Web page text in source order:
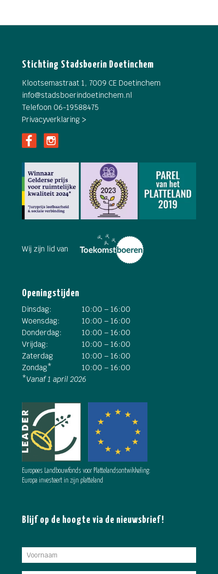
Stichting Stadsboerin Doetinchem
Klootsemastraat 1, 7009 CE Doetinchem
info@stadsboerindoetinchem.nl
Telefoon 06-19588475
Privacyverklaring >
Wij zijn lid van
Openingstijden
Dinsdag:
10:00 – 16:00
Woensdag:
10:00 – 16:00
Donderdag:
10:00 – 16:00
Vrijdag:
10:00 – 16:00
Zaterdag
10:00 – 16:00
Zondag*
10:00 – 16:00
*Vanaf 1 april 2026
Europees Landbouwfonds voor Plattelandsontwikkeling:
Europa investeert in zijn platteland
Blijf op de hoogte via de nieuwsbrief!